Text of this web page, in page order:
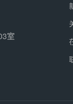
室